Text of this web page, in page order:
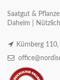
Saatgut &
Daheim |
Kürnberg